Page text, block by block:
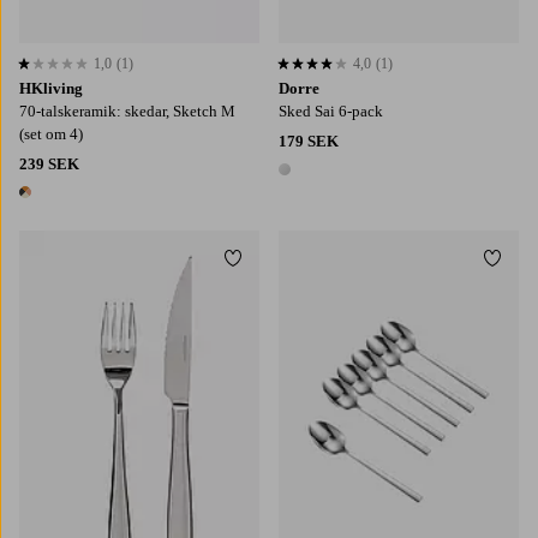
HKliving
70-talskeramik: skedar, Sketch M
(set om 4)
239 SEK
1 färg
1,0 baserat på 1 st betyg
1,0 (1)
Dorre
Sked Sai 6-pack
179 SEK
1 färg
4,0 baserat på 1 st betyg
4,0 (1)
Lägg till i favoriter